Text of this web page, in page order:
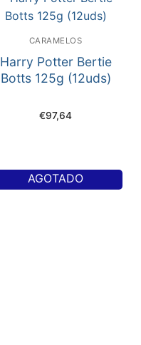
CARAMELOS
Harry Potter Bertie
Botts 125g (12uds)
€97,64
AGOTADO